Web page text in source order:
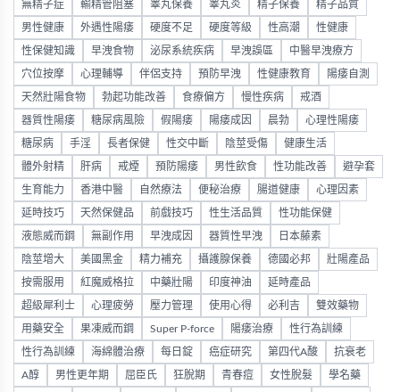
無精子症 輸精管阻塞 睾丸保養 睾丸炎 精子保養 精子品質
男性健康 外遇性陽痿 硬度不足 硬度等級 性高潮 性健康
性保健知識 早洩食物 泌尿系統疾病 早洩誤區 中醫早洩療方
穴位按摩 心理輔導 伴侶支持 預防早洩 性健康教育 陽痿自測
天然壯陽食物 勃起功能改善 食療偏方 慢性疾病 戒酒
器質性陽痿 糖尿病風險 假陽痿 陽痿成因 晨勃 心理性陽痿
糖尿病 手淫 長者保健 性交中斷 陰莖受傷 健康生活
體外射精 肝病 戒煙 預防陽痿 男性飲食 性功能改善 避孕套
生育能力 香港中醫 自然療法 便秘治療 腸道健康 心理因素
延時技巧 天然保健品 前戲技巧 性生活品質 性功能保健
液態威而鋼 無副作用 早洩成因 器質性早洩 日本藤素
陰莖增大 美國黑金 精力補充 攝護腺保養 德國必邦 壯陽產品
按需服用 紅魔威格拉 中藥壯陽 印度神油 延時產品
超級犀利士 心理疲勞 壓力管理 使用心得 必利吉 雙效藥物
用藥安全 果凍威而鋼 Super P-force 陽痿治療 性行為訓練
性行為訓練 海綿體治療 每日錠 癌症研究 第四代A酸 抗衰老
A醇 男性更年期 屈臣氏 狂脫期 青春痘 女性脫髮 學名藥